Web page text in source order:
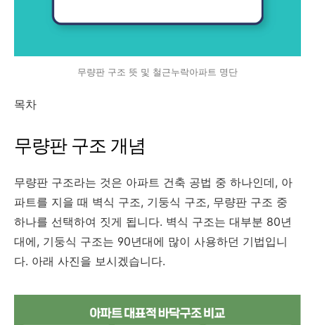
무량판 구조 뜻 및 철근누락아파트 명단
목차
무량판 구조 개념
무량판 구조라는 것은 아파트 건축 공법 중 하나인데, 아
파트를 지을 때 벽식 구조, 기둥식 구조, 무량판 구조 중
하나를 선택하여 짓게 됩니다. 벽식 구조는 대부분 80년
대에, 기둥식 구조는 90년대에 많이 사용하던 기법입니
다. 아래 사진을 보시겠습니다.